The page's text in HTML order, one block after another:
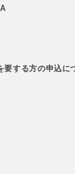
要する方の申込に